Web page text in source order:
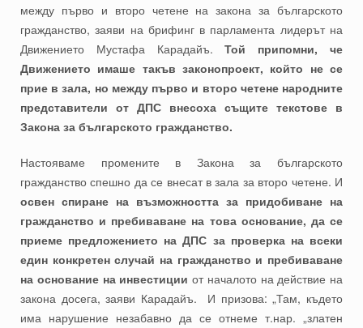
между първо и второ четене на закона за българското
гражданство, заяви на брифинг в парламента лидерът на
Движението Мустафа Карадайъ.Той припомни, че
Движението имаше такъв законопроект, който не се
прие в зала, но между първо и второ четене народните
представители от ДПС внесоха същите текстове в
Закона за българското гражданство.
Настояваме промените в Закона за българското
гражданство спешно да се внесат в зала за второ четене. И
освен спиране на възможността за придобиване на
гражданство и пребиваване на това основание, да се
приеме предложението на ДПС за проверка на всеки
един конкретен случай на гражданство и пребиваване
на основание на инвестиции от началото на действие на
закона досега, заяви Карадайъ. И призова: „Там, където
има нарушение незабавно да се отнеме т.нар. „златен